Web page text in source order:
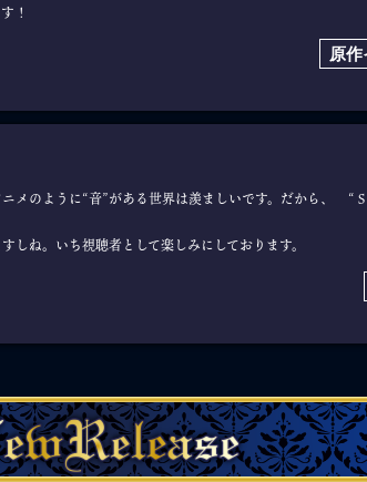
！
原
メのように“音”がある世界は羨ましいです。だから、 “
しね。いち視聴者として楽しみにしております。